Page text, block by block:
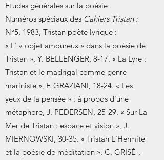
Etudes générales sur la poésie
Numéros spéciaux des Cahiers Tristan :
N°5, 1983, Tristan poète lyrique :
« L' « objet amoureux » dans la poésie de
Tristan », Y. BELLENGER, 8-17. « La Lyre :
Tristan et le madrigal comme genre
mariniste », F. GRAZIANI, 18-24. « Les
yeux de la pensée » : à propos d'une
métaphore, J. PEDERSEN, 25-29. « Sur La
Mer de Tristan : espace et vision », J.
MIERNOWSKI, 30-35. « Tristan L'Hermite
et la poésie de méditation », C. GRISÉ-,